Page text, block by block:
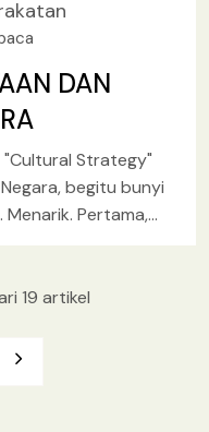
DAN
Strategy"
begitu bunyi
Pertama,
19 artikel